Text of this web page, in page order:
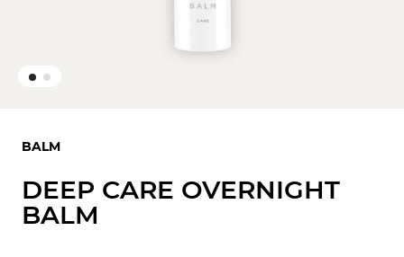
BALM
DEEP CARE OVERNIGHT
BALM